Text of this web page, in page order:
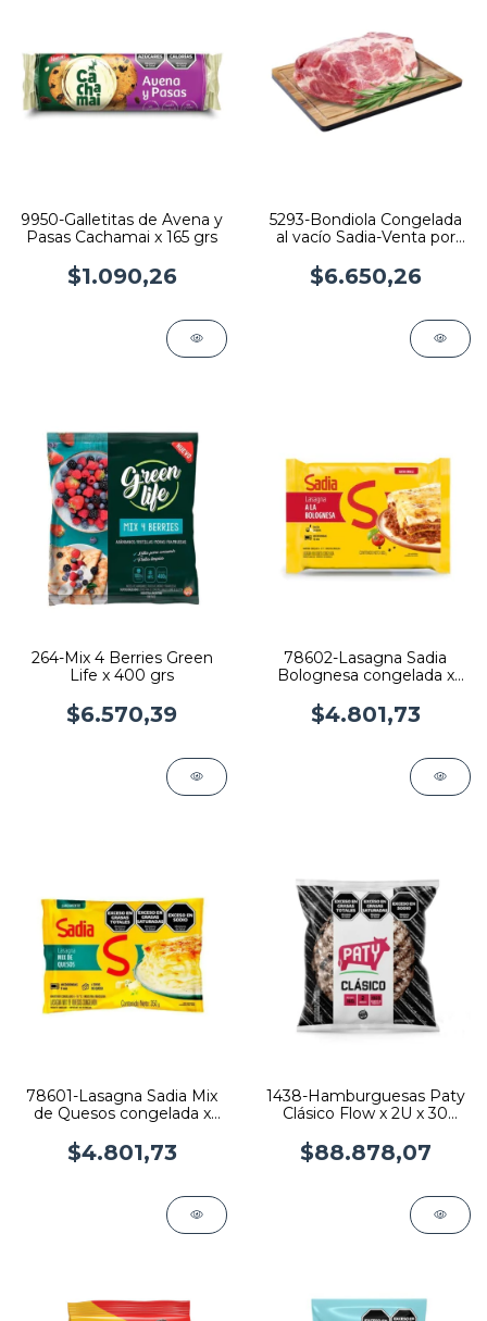
9950-Galletitas de Avena y
Pasas Cachamai x 165 grs
$1.090,26
5293-Bondiola Congelada
al vacío Sadia-Venta por
$6.650,26
264-Mix 4 Berries Green
Life x 400 grs
$6.570,39
78602-Lasagna Sadia
Bolognesa congelada x
$4.801,73
78601-Lasagna Sadia Mix
de Quesos congelada x
$4.801,73
1438-Hamburguesas Paty
Clásico Flow x 2U x 30
$88.878,07